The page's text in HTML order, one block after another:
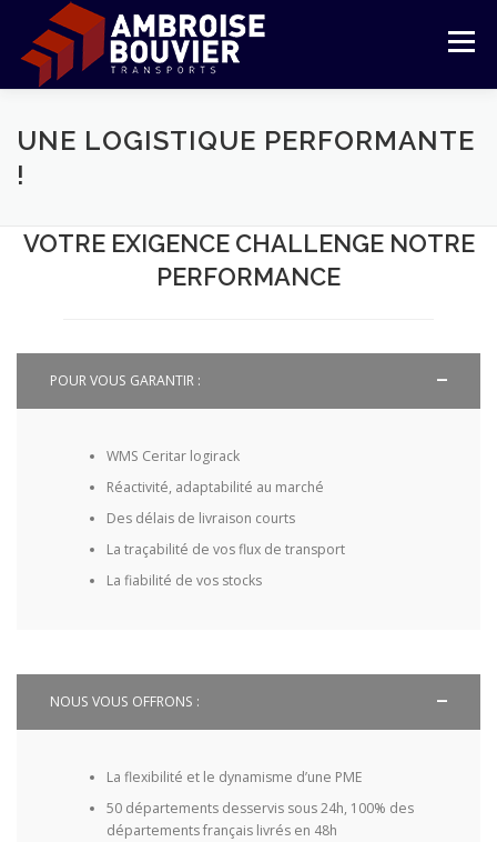
contenu
Menu
LE GROUPE TRANSPORT LOGISTIQUE
UNE LOGISTIQUE PERFORMANTE
!
VOTRE EXIGENCE CHALLENGE NOTRE
PERFORMANCE
POUR VOUS GARANTIR :
WMS Ceritar logirack
Réactivité, adaptabilité au marché
Des délais de livraison courts
La traçabilité de vos flux de transport
La fiabilité de vos stocks
NOUS VOUS OFFRONS :
La flexibilité et le dynamisme d’une PME
50 départements desservis sous 24h, 100% des
départements français livrés en 48h